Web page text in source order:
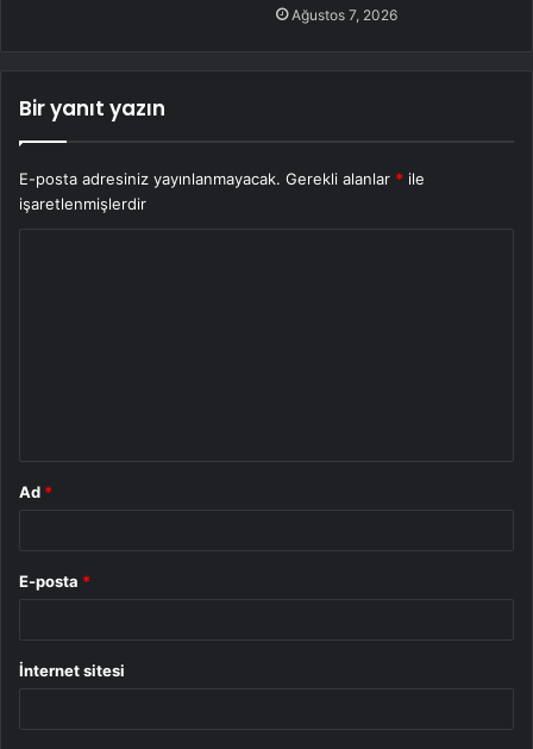
Ağustos 7, 2026
Bir yanıt yazın
E-posta adresiniz yayınlanmayacak. Gerekli alanlar * ile
işaretlenmişlerdir
Ad *
E-posta *
İnternet sitesi